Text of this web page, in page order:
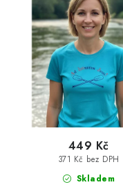
Skladem
371 Kč bez DPH
449 Kč